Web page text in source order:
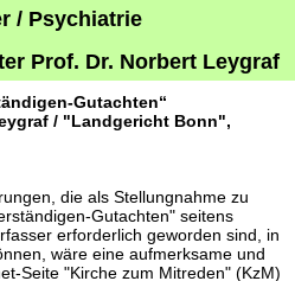
/ Psychiatrie
Prof. Dr. Norbert Leygraf
Gutachten“
/ "Landgericht Bonn",
die als Stellungnahme zu
Gutachten" seitens
erforderlich geworden sind, in
wäre eine aufmerksame und
Seite "Kirche zum Mitreden" (KzM)